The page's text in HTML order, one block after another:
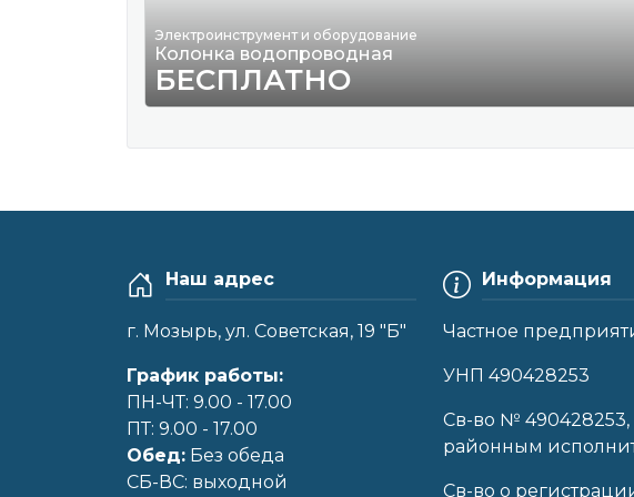
Электроинструмент и оборудование
Колонка водопроводная
БЕСПЛАТНО
Наш адрес
г. Мозырь, ул. Советская, 19 "Б"
График работы:
ПН-ЧТ: 9.00 - 17.00
ПТ: 9.00 - 17.00
Обед: Без обеда
CБ-ВС: выходной
Информация
Частное
УНП 490428253
Cв-во № 490428253,
районным
Св-во о